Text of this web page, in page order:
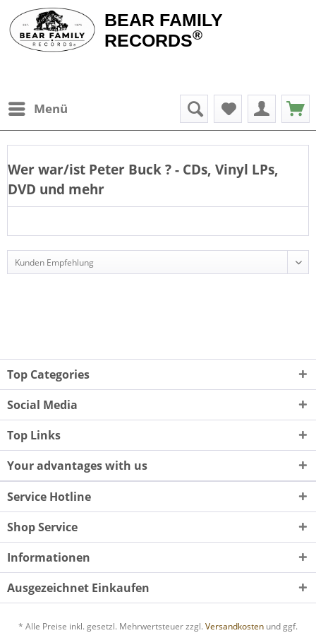
BEAR FAMILY
RECORDS®
Menü
Wer war/ist Peter Buck? - CDs, Vinyl LPs,
DVD und mehr
Top Categories
Social Media
Top Links
Your advantages with us
Service Hotline
Shop Service
Informationen
Ausgezeichnet Einkaufen
* Alle Preise inkl. gesetzl. Mehrwertsteuer zzgl. Versandkosten und ggf.